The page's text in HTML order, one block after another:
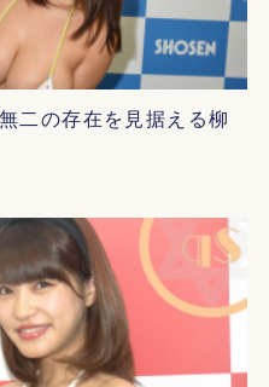
二の存在を見据える柳